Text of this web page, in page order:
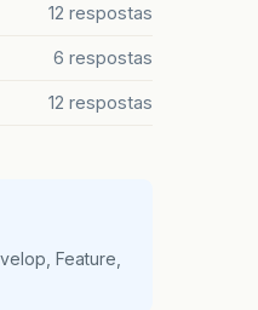
12 respostas
6 respostas
12 respostas
Feature,